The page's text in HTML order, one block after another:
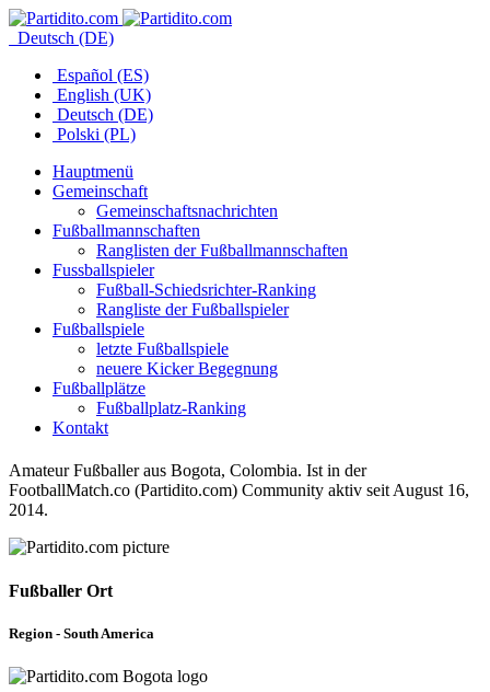
Deutsch (DE)
Español (ES)
English (UK)
Deutsch (DE)
Polski (PL)
Hauptmenü
Gemeinschaft
Gemeinschaftsnachrichten
Fußballmannschaften
Ranglisten der Fußballmannschaften
Fussballspieler
Fußball-Schiedsrichter-Ranking
Rangliste der Fußballspieler
Fußballspiele
letzte Fußballspiele
neuere Kicker Begegnung
Fußballplätze
Fußballplatz-Ranking
Kontakt
Amateur Fußballer aus Bogota, Colombia. Ist in der
FootballMatch.co (Partidito.com) Community aktiv seit August 16,
2014.
Fußballer Ort
Region - South America